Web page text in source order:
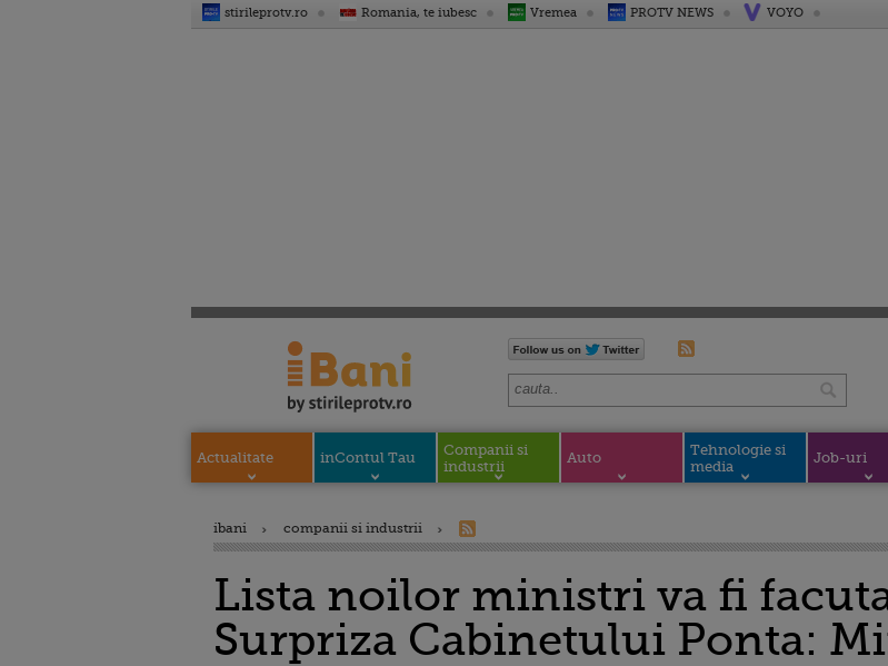
stirileprotv.ro Romania, te iubesc Vremea PROTV NEWS VOYO
Actualitate inContul Tau
Companii si
industrii
Auto
Tehnologie si
media
Job-uri
ibani companii si industrii
Lista noilor ministri va fi
Surpriza Cabinetului Ponta: